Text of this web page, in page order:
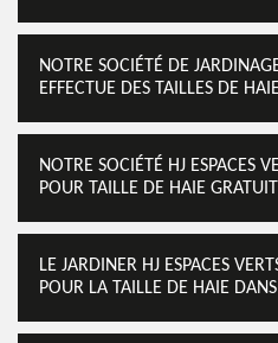
NOTRE SOCIÉTÉ DE
EFFECTUE DES TAILLES DE
NOTRE SOCIÉTÉ HJ ESPACES
POUR TAILLE DE HAIE
LE JARDINER HJ ESPACES
POUR LA TAILLE DE HAIE